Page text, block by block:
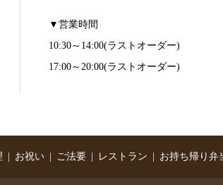
▼営業時間
10:30～14:00(ラストオーダー)
17:00～20:00(ラストオーダー)
お祝い ご法要 レストラン お持ち帰り弁